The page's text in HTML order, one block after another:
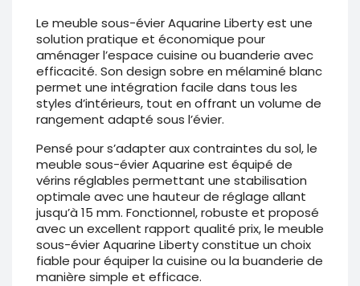
Le meuble sous-évier Aquarine Liberty est une
solution pratique et économique pour
aménager l’espace cuisine ou buanderie avec
efficacité. Son design sobre en mélaminé blanc
permet une intégration facile dans tous les
styles d’intérieurs, tout en offrant un volume de
rangement adapté sous l’évier.
Pensé pour s’adapter aux contraintes du sol, le
meuble sous-évier Aquarine est équipé de
vérins réglables permettant une stabilisation
optimale avec une hauteur de réglage allant
jusqu’à 15 mm. Fonctionnel, robuste et proposé
avec un excellent rapport qualité prix, le meuble
sous-évier Aquarine Liberty constitue un choix
fiable pour équiper la cuisine ou la buanderie de
manière simple et efficace.